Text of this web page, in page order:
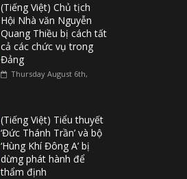
(Tiếng Việt) Chủ tịch
Hội Nhà văn Nguyễn
Quang Thiều bị cách tất
cả các chức vụ trong
Đảng
Thursday August 6th,
(Tiếng Việt) Tiểu thuyết
‘Đức Thánh Trần’ và bộ
‘Hùng Khí Đông A’ bị
dừng phát hành để
thẩm định